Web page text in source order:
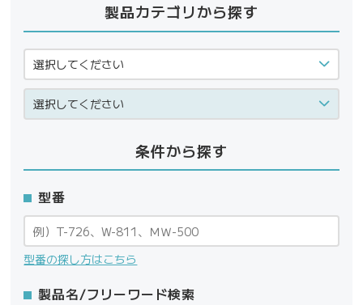
製品カテゴリから探す
条件から探す
型番
型番の探し方はこちら
製品名/フリーワード検索